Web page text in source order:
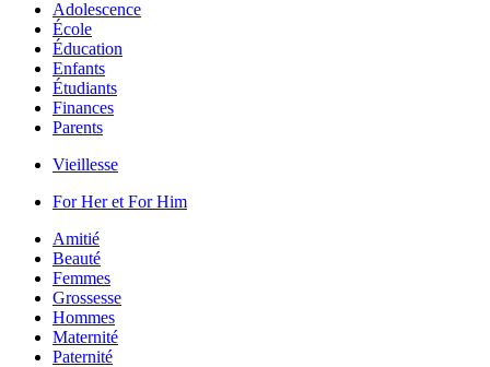
Adolescence
École
Éducation
Enfants
Étudiants
Finances
Parents
Vieillesse
For Her et For Him
Amitié
Beauté
Femmes
Grossesse
Hommes
Maternité
Paternité